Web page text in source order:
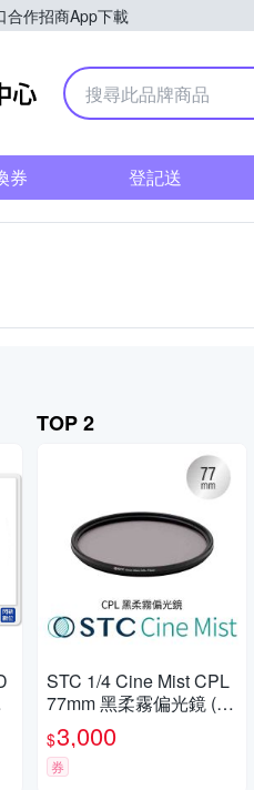
合作招商App下載
Yahoo購物中心
券 登記送
TOP 2
STC 1/4 Cine Mist CPL
77mm 黑柔霧偏光鏡 (公
司貨)
$3,000
券